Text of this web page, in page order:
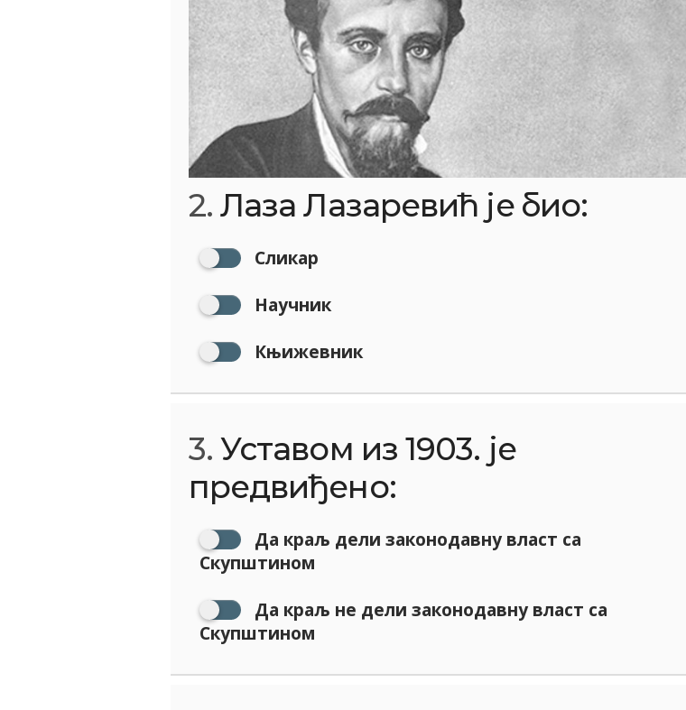
2. Лаза Лазаревић је био:
Сликар
Научник
Књижевник
3. Уставом из 1903. је
предвиђено:
Да краљ дели законодавну власт са
Скупштином
Да краљ не дели законодавну власт са
Скупштином